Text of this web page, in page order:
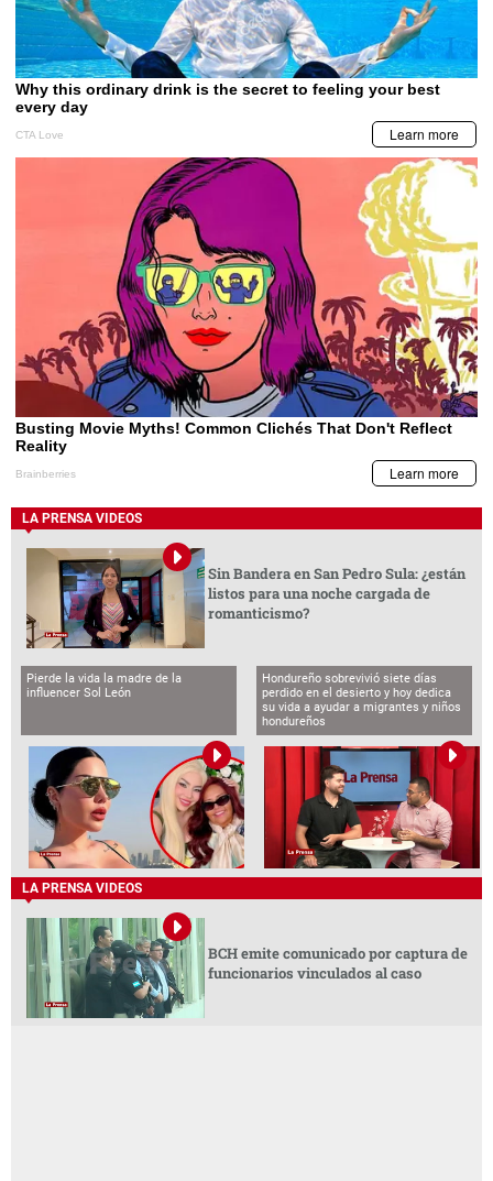
LA PRENSA VIDEOS
Sin Bandera en San Pedro Sula: ¿están
listos para una noche cargada de
romanticismo?
Pierde la vida la madre de la
influencer Sol León
Hondureño sobrevivió siete días
perdido en el desierto y hoy dedica
su vida a ayudar a migrantes y niños
hondureños
LA PRENSA VIDEOS
BCH emite comunicado por captura de
funcionarios vinculados al caso